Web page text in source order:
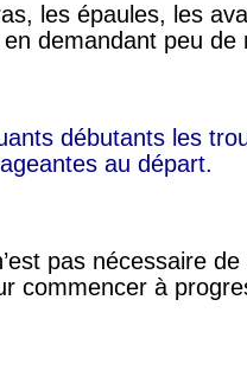
les épaules, les
demandant peu de
débutants les
au départ.
pas nécessaire
commencer à